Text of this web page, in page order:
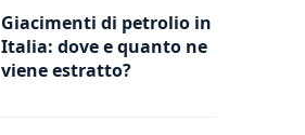
Giacimenti di petrolio in
Italia: dove e quanto ne
viene estratto?